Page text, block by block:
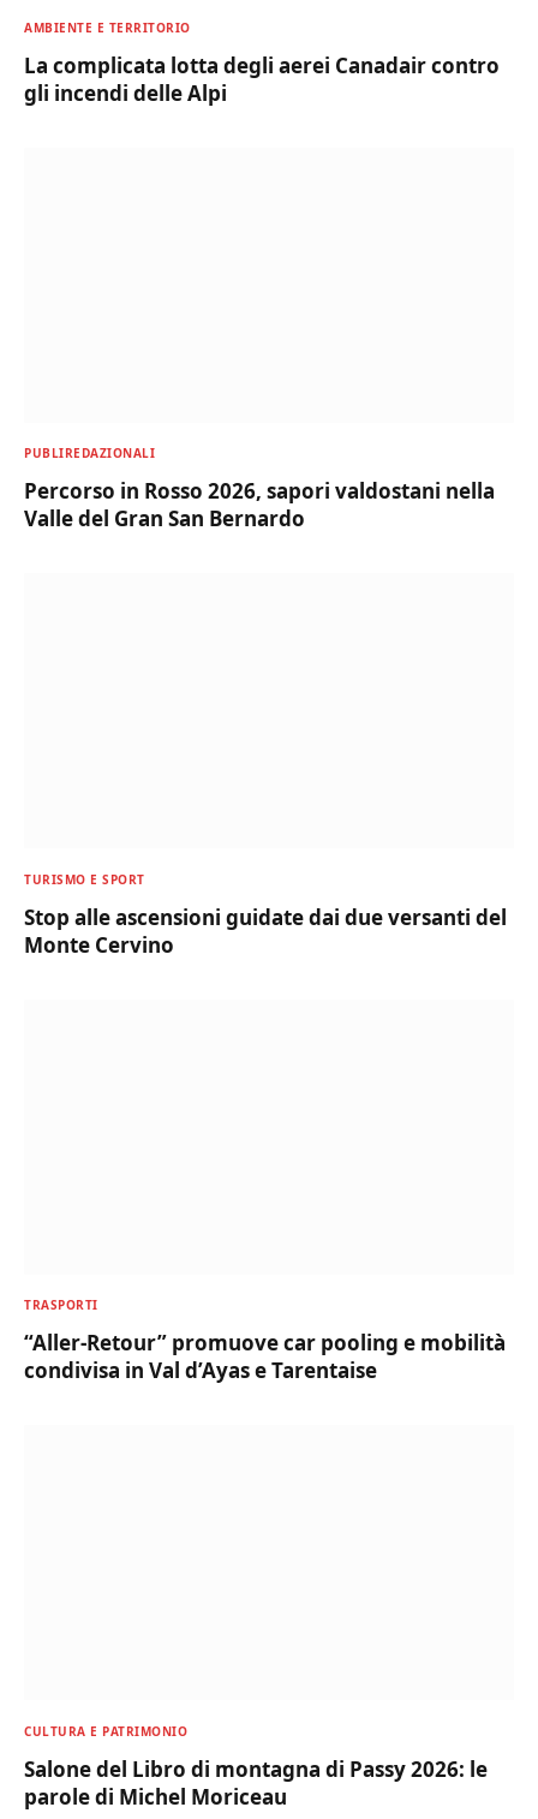
AMBIENTE E TERRITORIO
La complicata lotta degli aerei Canadair contro
gli incendi delle Alpi
PUBLIREDAZIONALI
Percorso in Rosso 2026, sapori valdostani nella
Valle del Gran San Bernardo
TURISMO E SPORT
Stop alle ascensioni guidate dai due versanti del
Monte Cervino
TRASPORTI
“Aller-Retour” promuove car pooling e mobilità
condivisa in Val d’Ayas e Tarentaise
CULTURA E PATRIMONIO
Salone del Libro di montagna di Passy 2026: le
parole di Michel Moriceau